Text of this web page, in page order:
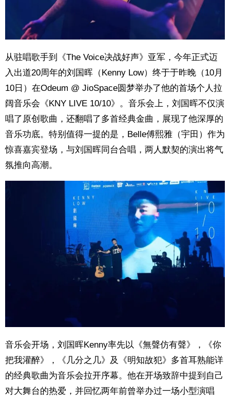
从驻唱歌手到《The Voice决战好声》亚军，今年正式迈
入出道20周年的刘国晖（Kenny Low）终于于昨晚（10月
10日）在Odeum @ JioSpace圆梦举办了他的首场个人拉
阔音乐会《KNY LIVE 10/10》。音乐会上，刘国晖不仅演
唱了原创歌曲，还翻唱了多首经典金曲，展现了他深厚的
音乐功底。特别值得一提的是，Belle傅熙雅（宇田）作为
惊喜嘉宾登场，与刘国晖同台合唱，两人默契的演出将气
氛推向高潮。
音乐会开场，刘国晖Kenny率先以《無聲仿有聲》，《你
把我灌醉》，《几分之几》及《明知故犯》多首耳熟能详
的经典歌曲为音乐会拉开序幕。他在开场致辞中提到自己
对大舞台的热爱，并回忆两年前曾举办过一场小型演唱